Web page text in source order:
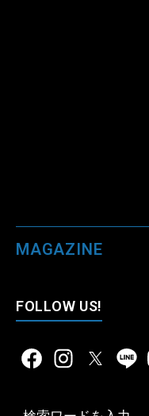
MAGAZINE
FOLLOW US!